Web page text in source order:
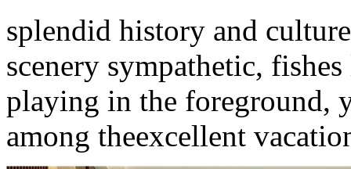
splendid history and
scenery sympathetic,
playing in the foreground,
among theexcellent